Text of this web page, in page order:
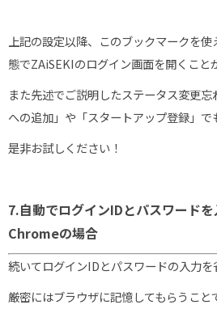
上記の設定以降、このブックマークを使
態でZAiSEKIのログイン画面を開くこと
また先述でご説明したステータス変更
への追加」や「スタートアップ登録」で
是非お試しください！
7.自動でログインIDとパスワード
Chromeの場合
続いてログインIDとパスワードの入力を
厳密にはブラウザに記憶してもらうこ